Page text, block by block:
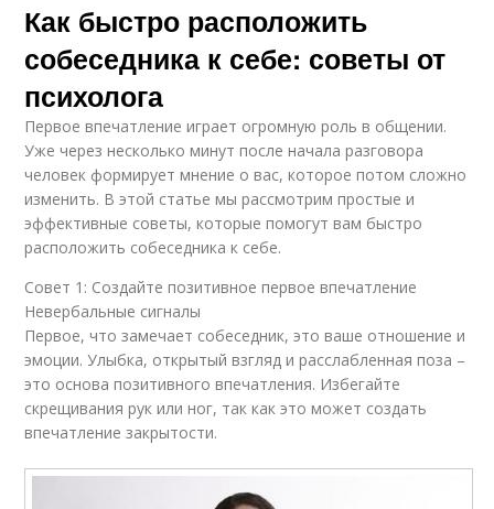
Как быстро расположить
собеседника к себе: советы от
психолога
Первое впечатление играет огромную роль в общении.
Уже через несколько минут после начала разговора
человек формирует мнение о вас, которое потом сложно
изменить. В этой статье мы рассмотрим простые и
эффективные советы, которые помогут вам быстро
расположить собеседника к себе.
Совет 1: Создайте позитивное первое впечатление
Невербальные сигналы
Первое, что замечает собеседник, это ваше отношение и
эмоции. Улыбка, открытый взгляд и расслабленная поза –
это основа позитивного впечатления. Избегайте
скрещивания рук или ног, так как это может создать
впечатление закрытости.